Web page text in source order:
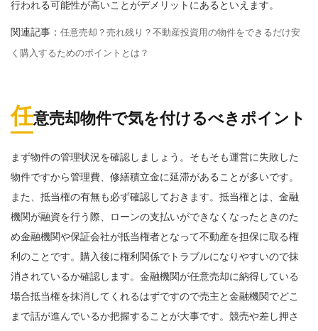
行われる可能性が高いことがデメリットにあるといえます。
関連記事： 任意売却？売れ残り？不動産投資用の物件をできるだけ安
く購入するためのポイントとは？
任意売却物件で気を付けるべきポイント
まず物件の管理状況を確認しましょう。そもそも運営に失敗した
物件ですから管理費、修繕積立金に延滞があることが多いです。
また、抵当権の有無も必ず確認しておきます。抵当権とは、金融
機関が融資を行う際、ローンの支払いができなくなったときのた
め金融機関や保証会社が抵当権者となって不動産を担保に取る権
利のことです。購入後に権利関係でトラブルになりやすいので抹
消されているか確認します。金融機関が任意売却に納得している
場合抵当権を抹消してくれるはずですので売主と金融機関でどこ
まで話が進んでいるか把握することが大事です。競売や差し押さ